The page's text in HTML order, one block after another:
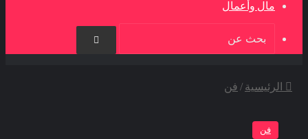
مال وأعمال
الرئيسية / فن
فن